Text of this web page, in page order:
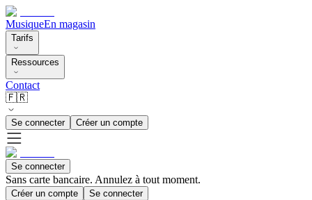
MusiqueEn magasin
Tarifs
Ressources
Contact
🇫🇷
Se connecter Créer un compte
Se connecter
Sans carte bancaire. Annulez à tout moment.
Créer un compte Se connecter